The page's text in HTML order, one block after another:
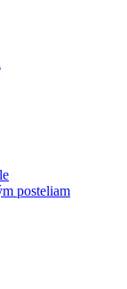
posteliam